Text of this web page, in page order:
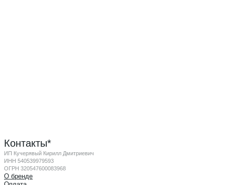
Контакты*
ИП Кучерявый Кирилл Дмитриевич
ИНН 540539979593
ОГРН 320547600083968
О бренде